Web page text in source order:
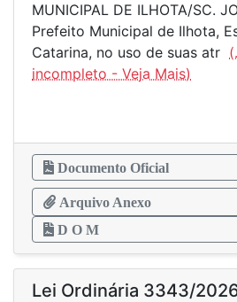
MUNICIPAL DE ILHOTA/SC.
Prefeito Municipal de Ilhota,
Catarina, no uso de suas atr
Documento Oficial
Arquivo Anexo
D O M
Lei Ordinária 3343/